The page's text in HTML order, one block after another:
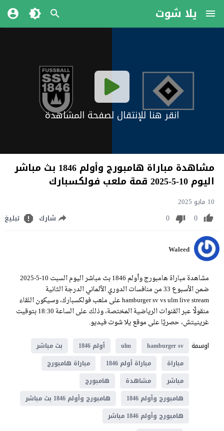
يلا شوت
انقر هنا للإنتقال لصفحة المشاهدة
مشاهدة مباراة هامبورج وأولم 1846 بث مباشر
اليوم 10-5-2025 قمة ملعب فولكسبارك
10 مايو 2025
0
0 شارك تبليغ
Waleed
مشاهدة مباراة هامبورج وأولم 1846 بث مباشر اليوم السبت 10-5-2025
ضمن الأسبوع 33 من منافسات الدوري الألماني الدرجة الثانية
hamburger sv vs ulm live stream على ملعب فولكسبارك، وسيكون اللقاء
منقولًا عبر القنوات الرياضية المختصة، وذلك على الساعة 18:30 بتوقيت
غرينيتش، حصريًا على موقع يلا شوت فيديو.
اوسمة
hamburger sv
ulm أولم 1846
بث مباشر
مباراة
مباراة أولم 1846
مباراة هامبورج
مباشر
مشاهدة
هامبورج
هامبورج وأولم 1846
هامبورج وأولم 1846 بث مباشر
هامبورج وأولم 1846 مباشر